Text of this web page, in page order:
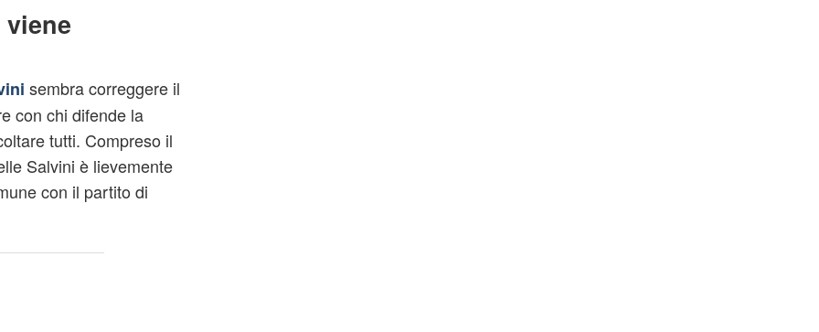
sembra correggere il
con chi difende la
tutti. Compreso il
Salvini è lievemente
con il partito di